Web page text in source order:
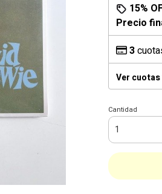
15%
Precio
3
Ver
Cantidad